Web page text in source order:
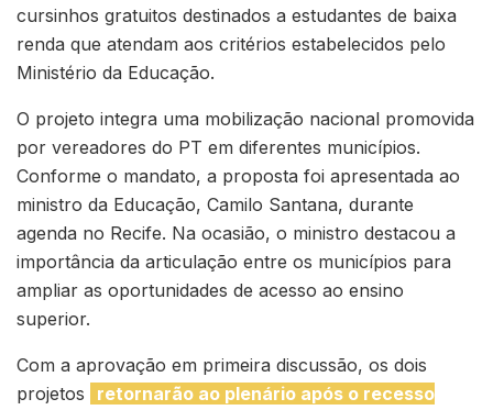
cursinhos gratuitos destinados a estudantes de baixa
renda que atendam aos critérios estabelecidos pelo
Ministério da Educação.
O projeto integra uma mobilização nacional promovida
por vereadores do PT em diferentes municípios.
Conforme o mandato, a proposta foi apresentada ao
ministro da Educação, Camilo Santana, durante
agenda no Recife. Na ocasião, o ministro destacou a
importância da articulação entre os municípios para
ampliar as oportunidades de acesso ao ensino
superior.
Com a aprovação em primeira discussão, os dois
projetos
retornarão ao plenário após o recesso